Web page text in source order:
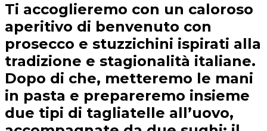
Ti accoglieremo con un caloroso
aperitivo di benvenuto con
prosecco e stuzzichini ispirati alla
tradizione e stagionalità italiane.
Dopo di che, metteremo le mani
in pasta e prepareremo insieme
due tipi di tagliatelle all’uovo,